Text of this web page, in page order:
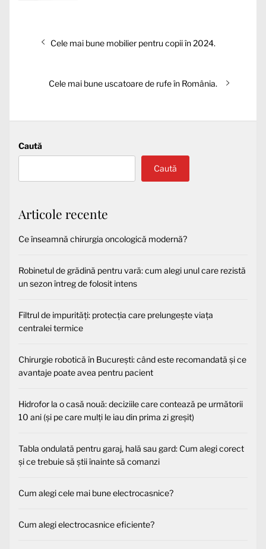
NavigareArticolul
Cele mai bune mobilier pentru copii în 2024.
Articolul
Cele mai bune uscatoare de rufe în România.
Caută
Caută
Articole recente
Ce înseamnă chirurgia oncologică modernă?
Robinetul de grădină pentru vară: cum alegi unul care rezistă
un sezon întreg de folosit intens
Filtrul de impurități: protecția care prelungește viața
centralei termice
Chirurgie robotică în București: când este recomandată și ce
avantaje poate avea pentru pacient
Hidrofor la o casă nouă: deciziile care contează pe următorii
10 ani (și pe care mulți le iau din prima zi greșit)
Tabla ondulată pentru garaj, hală sau gard: Cum alegi corect
și ce trebuie să știi înainte să comanzi
Cum alegi cele mai bune electrocasnice?
Cum alegi electrocasnice eficiente?